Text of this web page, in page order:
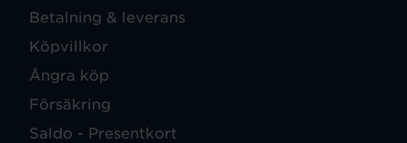
Betalning & leverans
Köpvillkor
Ångra köp
Försäkring
Saldo - Presentkort